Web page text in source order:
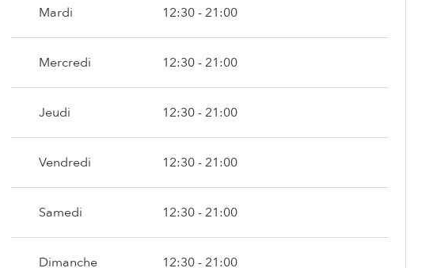
Mardi 12:30 - 21:00
Mercredi 12:30 - 21:00
Jeudi 12:30 - 21:00
Vendredi 12:30 - 21:00
Samedi 12:30 - 21:00
Dimanche 12:30 - 21:00